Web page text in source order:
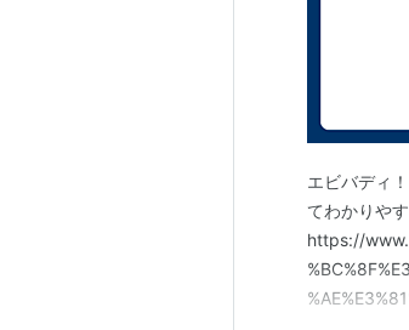
エビバディ
てわかりや
https://